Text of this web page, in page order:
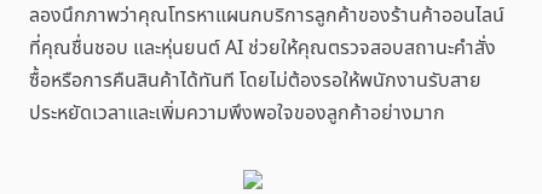
ลองนึกภาพว่าคุณโทรหาแผนกบริการลูกค้าของร้านค้าออนไลน์
ที่คุณชื่นชอบ และหุ่นยนต์ AI ช่วยให้คุณตรวจสอบสถานะคำสั่ง
ซื้อหรือการคืนสินค้าได้ทันที โดยไม่ต้องรอให้พนักงานรับสาย
ประหยัดเวลาและเพิ่มความพึงพอใจของลูกค้าอย่างมาก